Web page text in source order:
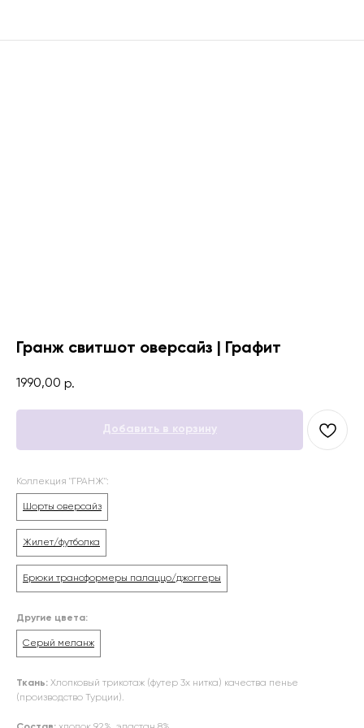
Гранж свитшот оверсайз | Графит
1990,00 р.
Добавить в корзину
Коллекция "ГРАНЖ":
Шорты оверсайз
Жилет/футболка
Брюки трансформеры палаццо/джоггеры
Другие цвета:
Серый меланж
Ткань: Хлопковый трикотаж (футер 3х нитка) качества пенье
(производство Турции).